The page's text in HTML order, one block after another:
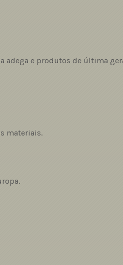
adega e produtos de última
materiais.